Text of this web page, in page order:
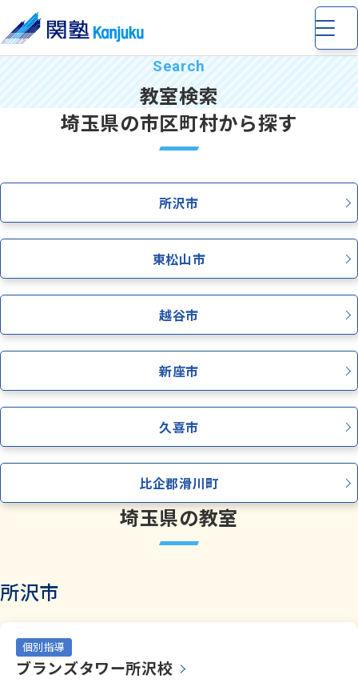
中学生の個別指導・少人数制指導
高校生の個別指導
完全個別指導 Dr. 関塾
少人数制指導 関塾
関塾について
お知らせ
無料体験授業
教室検索
埼玉県の市区町村から探す
所沢市
東松山市
越谷市
新座市
久喜市
比企郡滑川町
埼玉県の教室
所沢市
個別指導
ブランズタワー所沢校